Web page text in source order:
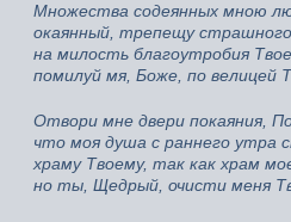
Множества содеянных мною
окаянный, трепещу страшного
на милость благоутробия
помилуй мя, Боже, по велицей
Отвори мне двери покаяния,
что моя душа с раннего утра
храму Твоему, так как храм
но ты, Щедрый, очисти меня